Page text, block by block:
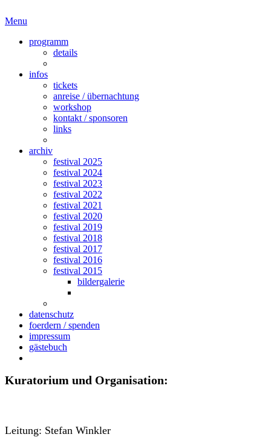
Menu
programm
details
infos
tickets
anreise / übernachtung
workshop
kontakt / sponsoren
links
archiv
festival 2025
festival 2024
festival 2023
festival 2022
festival 2021
festival 2020
festival 2019
festival 2018
festival 2017
festival 2016
festival 2015
bildergalerie
datenschutz
foerdern / spenden
impressum
gästebuch
Kuratorium und Organisation:
Leitung: Stefan Winkler